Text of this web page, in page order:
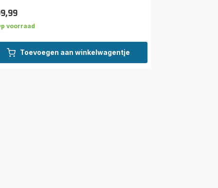
Toevoegen aan winkelwagentje
voorraad